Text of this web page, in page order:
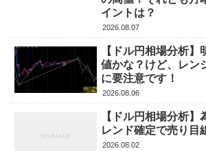
イントは？
2026.08.07
【ドル円相場分析
値かな？けど、レン
に要注意です！
2026.08.06
【ドル円相場分析】
レンド確定で売り目
2026.08.02